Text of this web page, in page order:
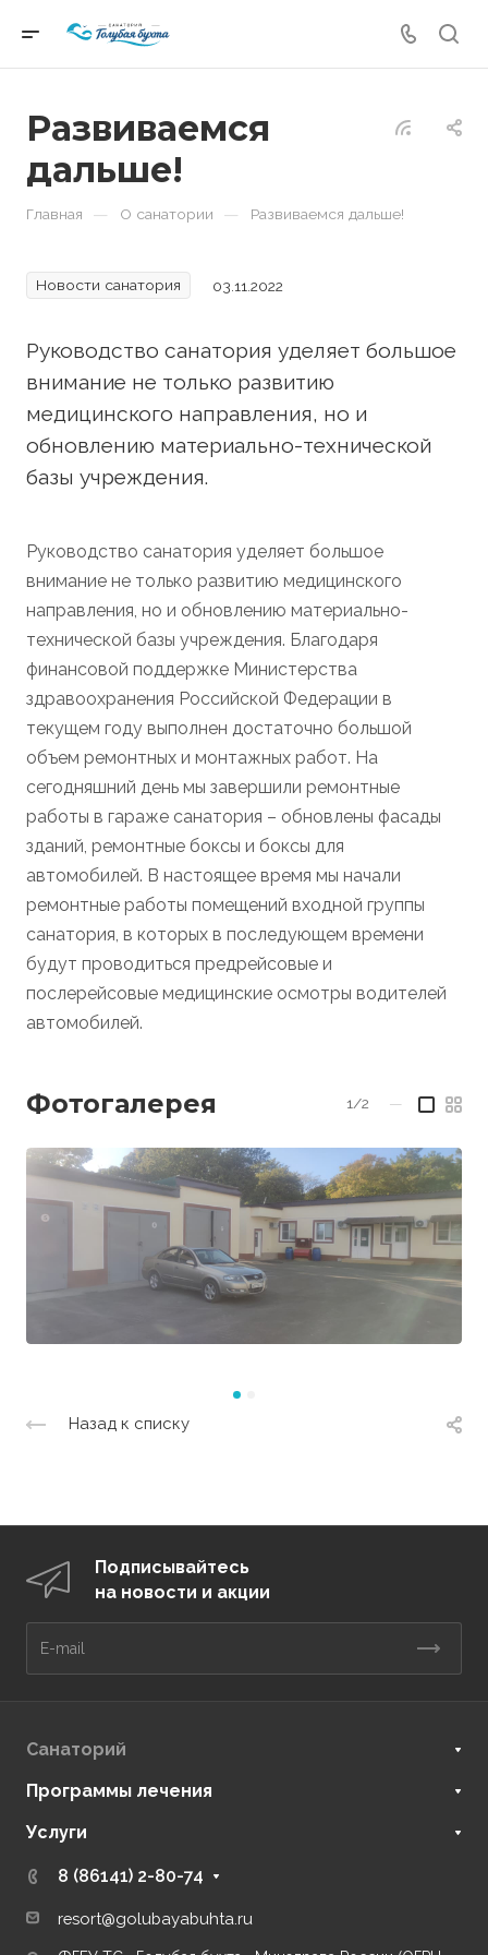
Развиваемся
дальше!
Главная — О санатории — Развиваемся дальше!
Новости санатория 03.11.2022
Руководство санатория уделяет большое
внимание не только развитию
медицинского направления, но и
обновлению материально-технической
базы учреждения.
Руководство санатория уделяет большое
внимание не только развитию медицинского
направления, но и обновлению материально-
технической базы учреждения. Благодаря
финансовой поддержке Министерства
здравоохранения Российской Федерации в
текущем году выполнен достаточно большой
объем ремонтных и монтажных работ. На
сегодняшний день мы завершили ремонтные
работы в гараже санатория – обновлены фасады
зданий, ремонтные боксы и боксы для
автомобилей. В настоящее время мы начали
ремонтные работы помещений входной группы
санатория, в которых в последующем времени
будут проводиться предрейсовые и
послерейсовые медицинские осмотры водителей
автомобилей.
Фотогалерея 1/2 —
Назад к списку
Подписывайтесь
на новости и акции
Санаторий
Программы лечения
Услуги
8 (86141) 2-80-74
resort@golubayabuhta.ru